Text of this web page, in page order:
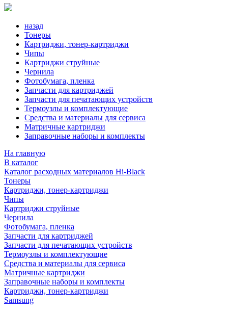
назад
Тонеры
Картриджи, тонер-картриджи
Чипы
Картриджи струйные
Чернила
Фотобумага, пленка
Запчасти для картриджей
Запчасти для печатающих устройств
Термоузлы и комплектующие
Средства и материалы для сервиса
Матричные картриджи
Заправочные наборы и комплекты
На главную
В каталог
Каталог расходных материалов Hi-Black
Тонеры
Картриджи, тонер-картриджи
Чипы
Картриджи струйные
Чернила
Фотобумага, пленка
Запчасти для картриджей
Запчасти для печатающих устройств
Термоузлы и комплектующие
Средства и материалы для сервиса
Матричные картриджи
Заправочные наборы и комплекты
Картриджи, тонер-картриджи
Samsung